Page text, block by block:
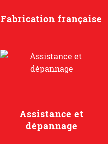
Fabrication française
Assistance et
dépannage